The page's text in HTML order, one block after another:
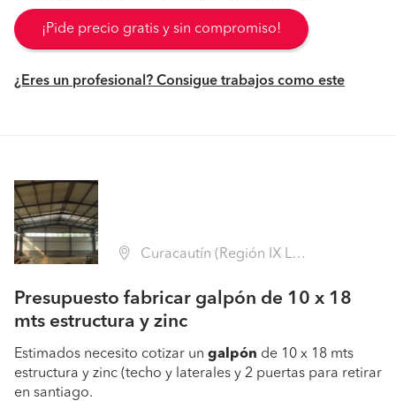
¡Pide precio gratis y sin compromiso!
¿Eres un profesional? Consigue trabajos como este
Curacautín (Región IX La Araucanía - Malleco)
Presupuesto fabricar galpón de 10 x 18
mts estructura y zinc
Estimados necesito cotizar un galpón de 10 x 18 mts
estructura y zinc (techo y laterales y 2 puertas para retirar
en santiago.